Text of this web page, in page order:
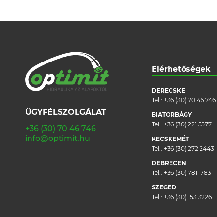
ÜGYFÉLSZOLGÁLAT
+36 (30) 70 46 746
info@optimit.hu
Elérhetőségek
DERECSKE
Tel.: +36 (30) 70 46 746
BIATORBÁGY
Tel.: +36 (30) 221 5577
KECSKEMÉT
Tel.: +36 (30) 272 2443
DEBRECEN
Tel.: +36 (30) 781 1783
SZEGED
Tel.: +36 (30) 153 3226